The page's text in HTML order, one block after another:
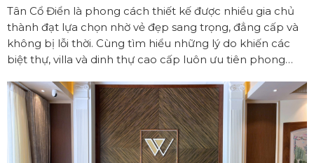
Tân Cổ Điển là phong cách thiết kế được nhiều gia chủ
thành đạt lựa chọn nhờ vẻ đẹp sang trọng, đẳng cấp và
không bị lỗi thời. Cùng tìm hiểu những lý do khiến các
biệt thự, villa và dinh thự cao cấp luôn ưu tiên phong